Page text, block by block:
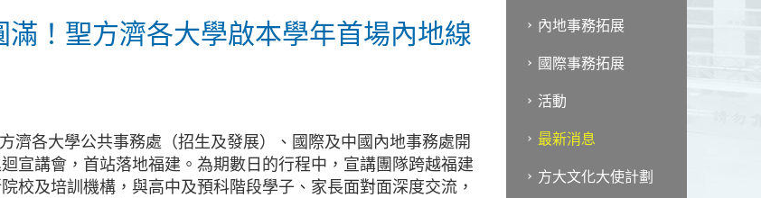
滿！聖方濟各大學啟本學年首場內地線
濟各大學公共事務處（招生及發展）、國際及中國內地事務處開
宣講會，首站落地福建。為期數日的行程中，宣講團隊跨越福建
校及培訓機構，與高中及預科階段學子、家長面對面深度交流，
內地事務拓展
國際事務拓展
活動
最新消息
方大文化大使計劃